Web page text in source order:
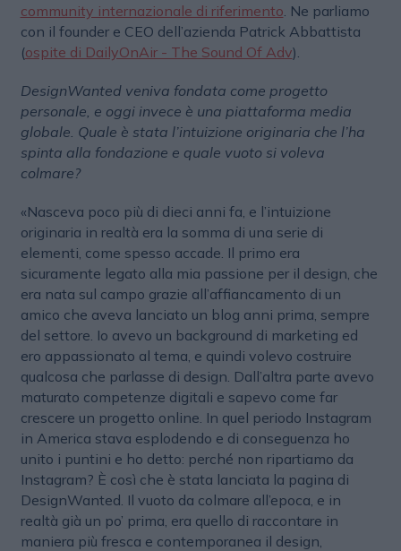
community internazionale di riferimento . Ne parliamo
con il founder e CEO dell’azienda Patrick Abbattista
(ospite di DailyOnAir - The Sound Of Adv).
DesignWanted veniva fondata come progetto
personale, e oggi invece è una piattaforma media
globale. Quale è stata l’intuizione originaria che l’ha
spinta alla fondazione e quale vuoto si voleva
colmare?
«Nasceva poco più di dieci anni fa, e l’intuizione
originaria in realtà era la somma di una serie di
elementi, come spesso accade. Il primo era
sicuramente legato alla mia passione per il design, che
era nata sul campo grazie all’affiancamento di un
amico che aveva lanciato un blog anni prima, sempre
del settore. Io avevo un background di marketing ed
ero appassionato al tema, e quindi volevo costruire
qualcosa che parlasse di design. Dall’altra parte avevo
maturato competenze digitali e sapevo come far
crescere un progetto online. In quel periodo Instagram
in America stava esplodendo e di conseguenza ho
unito i puntini e ho detto: perché non ripartiamo da
Instagram? È così che è stata lanciata la pagina di
DesignWanted. Il vuoto da colmare all’epoca, e in
realtà già un po’ prima, era quello di raccontare in
maniera più fresca e contemporanea il design,